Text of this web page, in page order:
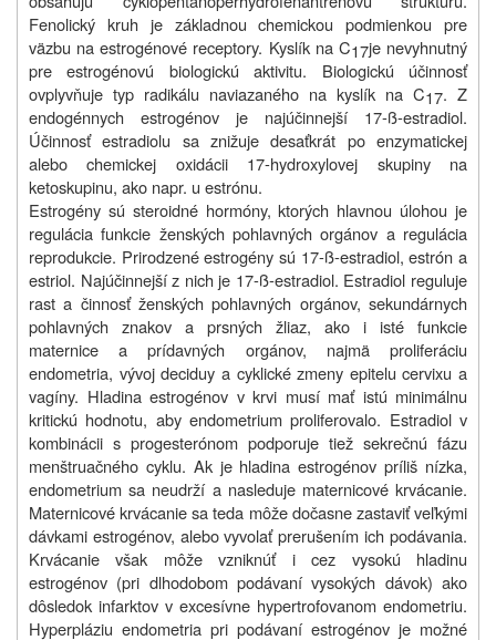
Fenolický kruh je základnou chemickou podmienkou pre
väzbu na estrogénové receptory. Kyslík na C17je nevyhnutný
pre estrogénovú biologickú aktivitu. Biologickú účinnosť
ovplyvňuje typ radikálu naviazaného na kyslík na C17. Z
endogénnych estrogénov je najúčinnejší 17-ß-estradiol.
Účinnosť estradiolu sa znižuje desaťkrát po enzymatickej
alebo chemickej oxidácii 17-hydroxylovej skupiny na
ketoskupinu, ako napr. u estrónu.
Estrogény sú steroidné hormóny, ktorých hlavnou úlohou je
regulácia funkcie ženských pohlavných orgánov a regulácia
reprodukcie. Prirodzené estrogény sú 17-ß-estradiol, estrón a
estriol. Najúčinnejší z nich je 17-ß-estradiol. Estradiol reguluje
rast a činnosť ženských pohlavných orgánov, sekundárnych
pohlavných znakov a prsných žliaz, ako i isté funkcie
maternice a prídavných orgánov, najmä proliferáciu
endometria, vývoj deciduy a cyklické zmeny epitelu cervixu a
vagíny. Hladina estrogénov v krvi musí mať istú minimálnu
kritickú hodnotu, aby endometrium proliferovalo. Estradiol v
kombinácii s progesterónom podporuje tiež sekrečnú fázu
menštruačného cyklu. Ak je hladina estrogénov príliš nízka,
endometrium sa neudrží a nasleduje maternicové krvácanie.
Maternicové krvácanie sa teda môže dočasne zastaviť veľkými
dávkami estrogénov, alebo vyvolať prerušením ich podávania.
Krvácanie však môže vzniknúť i cez vysokú hladinu
estrogénov (pri dlhodobom podávaní vysokých dávok) ako
dôsledok infarktov v excesívne hypertrofovanom endometriu.
Hyperpláziu endometria pri podávaní estrogénov je možné